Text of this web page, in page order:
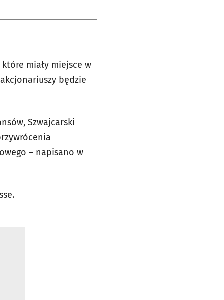
miały miejsce w
będzie
Szwajcarski
– napisano w